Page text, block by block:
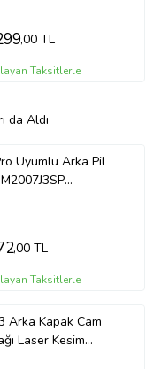
,00 TL
Taksitlerle
da Aldı
Uyumlu Arka Pil
,00 TL
Taksitlerle
Arka Kapak Cam
Laser Kesim